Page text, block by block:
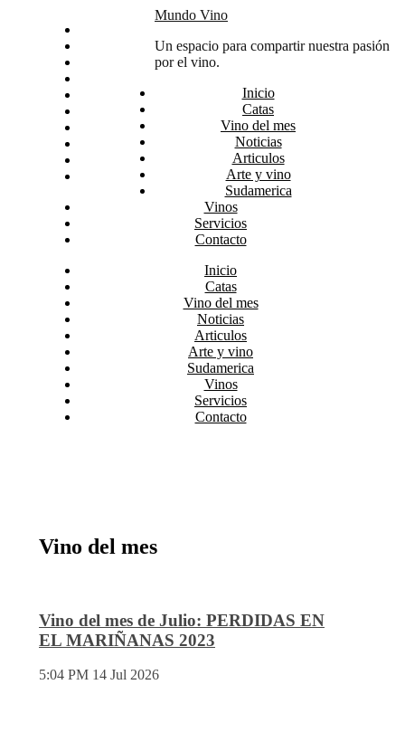
Arte y vino
Sudamerica
Mundo Vino
Un espacio para compartir nuestra pasión
por el vino.
Inicio
Catas
Vino del mes
Noticias
Articulos
Arte y vino
Sudamerica
Vinos
Servicios
Contacto
Inicio
Catas
Vino del mes
Noticias
Articulos
Arte y vino
Sudamerica
Vinos
Servicios
Contacto
Vino del mes
Vino del mes de Julio: PERDIDAS EN
EL MARIÑANAS 2023
5:04 PM 14 Jul 2026